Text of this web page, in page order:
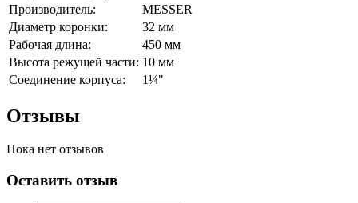
Производитель:
MESSER
Диаметр коронки:
32 мм
Рабочая длина:
450 мм
Высота режущей части: 10 мм
Соединение корпуса:
1¼"
Отзывы
Пока нет отзывов
Оставить отзыв